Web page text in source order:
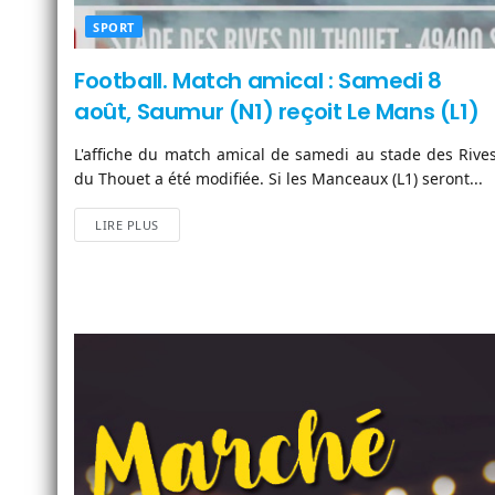
SPORT
Football. Match amical : Samedi 8
août, Saumur (N1) reçoit Le Mans (L1)
L'affiche du match amical de samedi au stade des
du Thouet a été modifiée. Si les Manceaux (L1) seront...
LIRE PLUS